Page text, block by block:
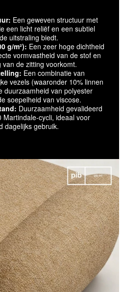
Een geweven structuur met
een licht reliëf en een subtiel
uitstraling biedt.
g/m²): Een zeer hoge dichtheid
vormvastheid van de stof en
de zitting voorkomt.
Een combinatie van
vezels (waaronder 10% linnen
duurzaamheid van polyester
soepelheid van viscose.
Duurzaamheid gevalideerd
Martindale-cycli, ideaal voor
dagelijks gebruik.